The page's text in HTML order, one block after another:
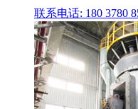
联系电话: 180 3780